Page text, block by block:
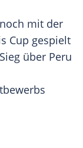
mit der
Cup gespielt
über Peru